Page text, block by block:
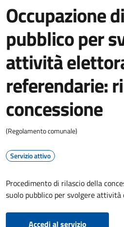
Occupazione
pubblico per
attività
referendarie:
concessione
(Regolamento comunale)
Servizio attivo
Procedimento di rilascio della
suolo pubblico per svolgere
Accedi al servizio